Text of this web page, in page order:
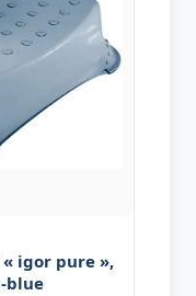
igor pure »,
blue